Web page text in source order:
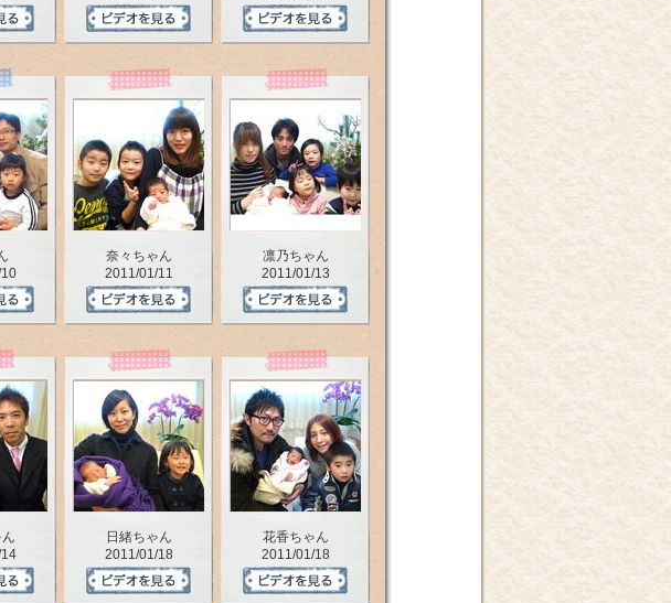
奈々ちゃん
2011/01/11
凛乃ちゃん
2011/01/13
ん
日緒ちゃん
2011/01/18
花香ちゃん
2011/01/18